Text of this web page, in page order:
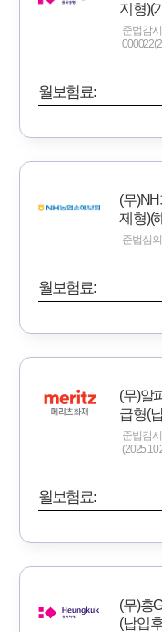
지형)(
준법감
월보험료:
(무
제형)(
준법심
월보험료:
(무)알
급형(
준법감
월보험료:
(무)흥
(납입